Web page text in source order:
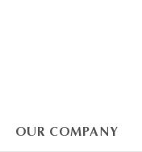
OUR COMPANY